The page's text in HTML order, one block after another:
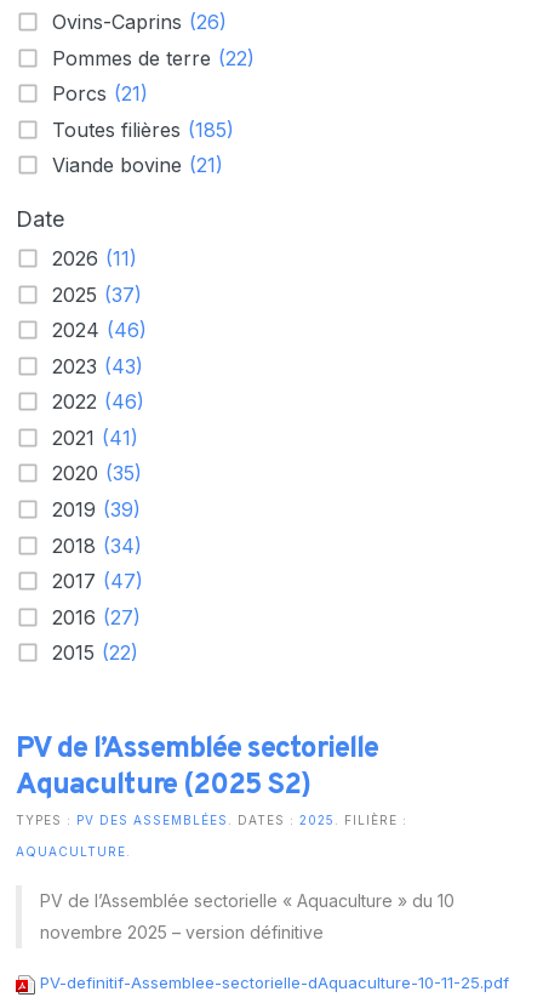
Ovins-Caprins (26)
Pommes de terre (22)
Porcs (21)
Toutes filières (185)
Viande bovine (21)
Date
2026 (11)
2025 (37)
2024 (46)
2023 (43)
2022 (46)
2021 (41)
2020 (35)
2019 (39)
2018 (34)
2017 (47)
2016 (27)
2015 (22)
PV de l’Assemblée sectorielle
Aquaculture (2025 S2)
TYPES : PV DES ASSEMBLÉES . DATES :2025 . FILIÈRE :
AQUACULTURE
PV de l’Assemblée sectorielle « Aquaculture » du 10
novembre 2025 – version définitive
PV-definitif-Assemblee-sectorielle-dAquaculture-10-11-25.pdf